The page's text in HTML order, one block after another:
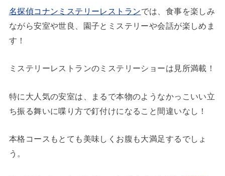
名探偵コナンミステリーレストランでは、食事を楽しみ
ながら安室や世良、園子とミステリーや会話が楽しめま
す！
ミステリーレストランのミステリーショーは見所満載！
特に大人気の安室は、まるで本物のようなかっこいい立
ち振る舞いに喋り方で釘付けになること間違いなし！
本格コースもとても美味しくお腹も大満足するでしょ
う。